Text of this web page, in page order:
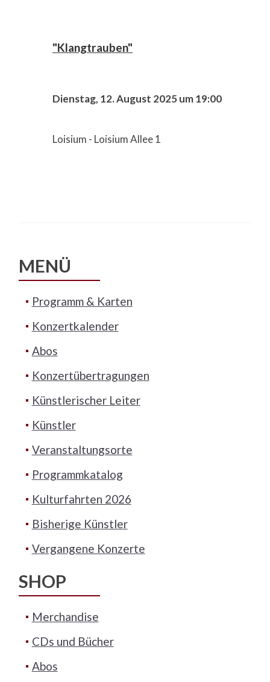
"Klangtrauben"
Dienstag, 12. August 2025 um 19:00
Loisium - Loisium Allee 1
MENÜ
Programm & Karten
Konzertkalender
Abos
Konzertübertragungen
Künstlerischer Leiter
Künstler
Veranstaltungsorte
Programmkatalog
Kulturfahrten 2026
Bisherige Künstler
Vergangene Konzerte
SHOP
Merchandise
CDs und Bücher
Abos